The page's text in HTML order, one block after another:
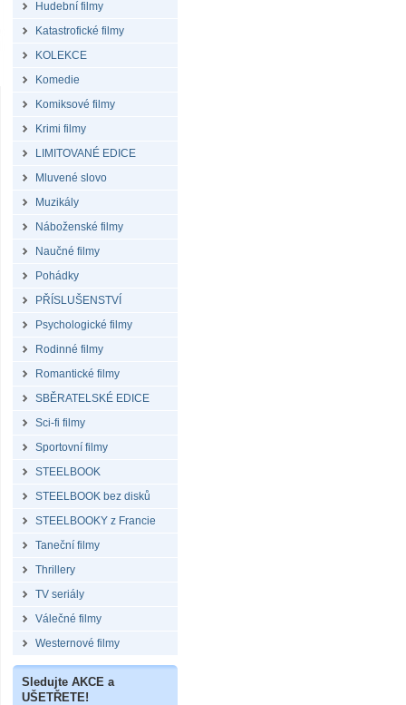
Hudební filmy
Katastrofické filmy
KOLEKCE
Komedie
Komiksové filmy
Krimi filmy
LIMITOVANÉ EDICE
Mluvené slovo
Muzikály
Náboženské filmy
Naučné filmy
Pohádky
PŘÍSLUŠENSTVÍ
Psychologické filmy
Rodinné filmy
Romantické filmy
SBĚRATELSKÉ EDICE
Sci-fi filmy
Sportovní filmy
STEELBOOK
STEELBOOK bez disků
STEELBOOKY z Francie
Taneční filmy
Thrillery
TV seriály
Válečné filmy
Westernové filmy
Sledujte AKCE a
UŠETŘETE!